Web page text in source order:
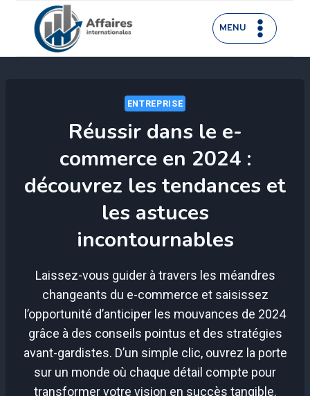
contenu
MENU
ENTREPRISE
Réussir dans le e-
commerce en 2024 :
découvrez les tendances et
les astuces
incontournables
Laissez-vous guider à travers les méandres
changeants du e-commerce et saisissez
l’opportunité d’anticiper les mouvances de 2024
grâce à des conseils pointus et des stratégies
avant-gardistes. D’un simple clic, ouvrez la porte
sur un monde où chaque détail compte pour
transformer votre vision en succès tangible.